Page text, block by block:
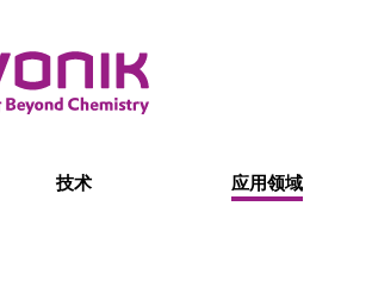
技术 应用领域